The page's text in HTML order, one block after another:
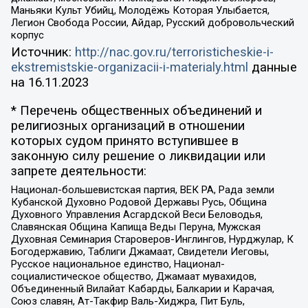
Маньяки Культ Убийц, Молодёжь Которая Улыбается,
Легион Свобода России, Айдар, Русский добровольческий
корпус
Источник: http://nac.gov.ru/terroristicheskie-i-
ekstremistskie-organizacii-i-materialy.html данные
на 16.11.2023
* Перечень общественных объединений и
религиозных организаций в отношении
которых судом принято вступившее в
законную силу решение о ликвидации или
запрете деятельности:
Национал-большевистская партия, ВЕК РА, Рада земли
Кубанской Духовно Родовой Державы Русь, Община
Духовного Управления Асгардской Веси Беловодья,
Славянская Община Капища Веды Перуна, Мужская
Духовная Семинария Староверов-Инглингов, Нурджулар, К
Богодержавию, Таблиги Джамаат, Свидетели Иеговы,
Русское национальное единство, Национал-
социалистическое общество, Джамаат мувахидов,
Объединенный Вилайат Кабарды, Балкарии и Карачая,
Союз славян, Ат-Такфир Валь-Хиджра, Пит Буль,